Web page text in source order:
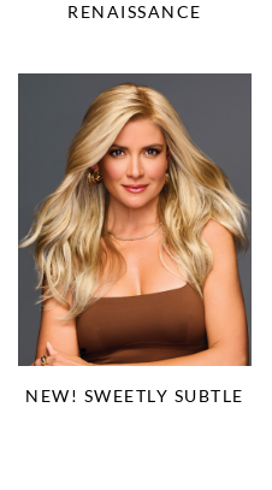
RENAISSANCE
NEW! SWEETLY SUBTLE